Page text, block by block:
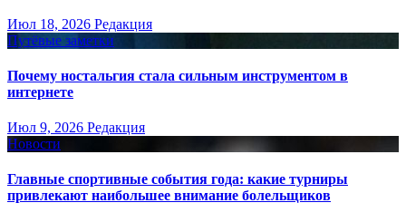
Июл 18, 2026 Редакция
Путёвые заметки
Почему ностальгия стала сильным инструментом в
интернете
Июл 9, 2026 Редакция
Новости
Главные спортивные события года: какие турниры
привлекают наибольшее внимание болельщиков